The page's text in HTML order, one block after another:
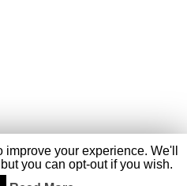
your experience. We'll
you can opt-out if you wish.